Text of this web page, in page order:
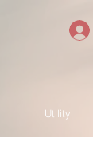
Utility